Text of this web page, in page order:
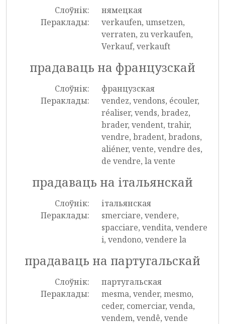
Слоўнік:
нямецкая
Пераклады:
verkaufen, umsetzen,
verraten, zu verkaufen,
Verkauf, verkauft
прадаваць на французскай
Слоўнік:
французская
Пераклады:
vendez, vendons, écouler,
réaliser, vends, bradez,
brader, vendent, trahir,
vendre, bradent, bradons,
aliéner, vente, vendre des,
de vendre, la vente
прадаваць на італьянскай
Слоўнік:
італьянская
Пераклады:
smerciare, vendere,
spacciare, vendita, vendere
i, vendono, vendere la
прадаваць на партугальскай
Слоўнік:
партугальская
Пераклады:
mesma, vender, mesmo,
ceder, comerciar, venda,
vendem, vendê, vende